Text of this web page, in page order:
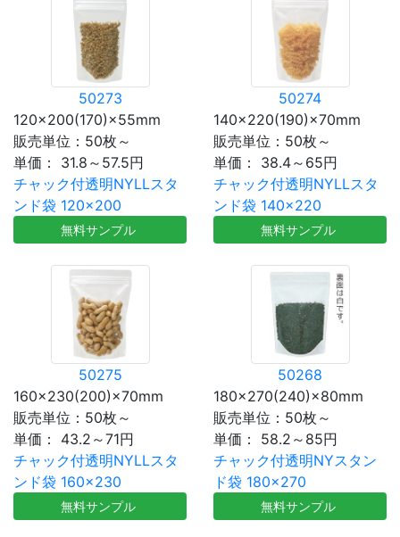
50273
120×200(170)×55mm
販売単位：50枚～
単価：
31.8～57.5円
チャック付透明NYLLスタ
ンド袋 120×200
無料サンプル
50274
140×220(190)×70mm
販売単位：50枚～
単価：
38.4～65円
チャック付透明NYLLスタ
ンド袋 140×220
無料サンプル
50275
160×230(200)×70mm
販売単位：50枚～
単価：
43.2～71円
チャック付透明NYLLスタ
ンド袋 160×230
無料サンプル
50268
180×270(240)×80mm
販売単位：50枚～
単価：
58.2～85円
チャック付透明NYスタン
ド袋 180×270
無料サンプル